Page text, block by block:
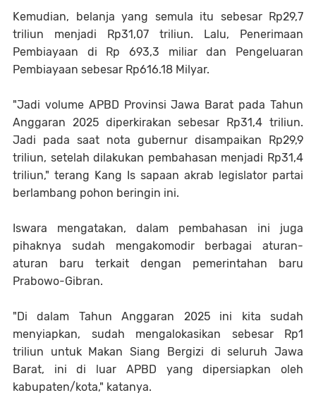
Kemudian, belanja yang semula itu sebesar Rp29,7
triliun menjadi Rp31,07 triliun. Lalu, Penerimaan
Pembiayaan di Rp 693,3 miliar dan Pengeluaran
Pembiayaan sebesar Rp616.18 Milyar.
"Jadi volume APBD Provinsi Jawa Barat pada Tahun
Anggaran 2025 diperkirakan sebesar Rp31,4 triliun.
Jadi pada saat nota gubernur disampaikan Rp29,9
triliun, setelah dilakukan pembahasan menjadi Rp31,4
triliun," terang Kang Is sapaan akrab legislator partai
berlambang pohon beringin ini.
Iswara mengatakan, dalam pembahasan ini juga
pihaknya sudah mengakomodir berbagai aturan-
aturan baru terkait dengan pemerintahan baru
Prabowo-Gibran.
"Di dalam Tahun Anggaran 2025 ini kita sudah
menyiapkan, sudah mengalokasikan sebesar Rp1
triliun untuk Makan Siang Bergizi di seluruh Jawa
Barat, ini di luar APBD yang dipersiapkan oleh
kabupaten/kota," katanya.